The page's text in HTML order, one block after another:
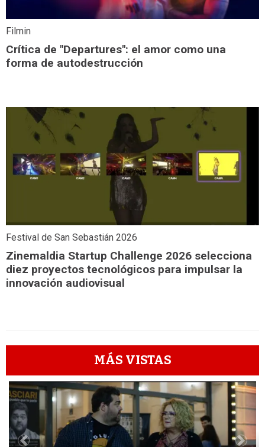
Filmin
Crítica de "Departures": el amor como una
forma de autodestrucción
Festival de San Sebastián 2026
Zinemaldia Startup Challenge 2026 selecciona
diez proyectos tecnológicos para impulsar la
innovación audiovisual
MÁS VISTAS
1